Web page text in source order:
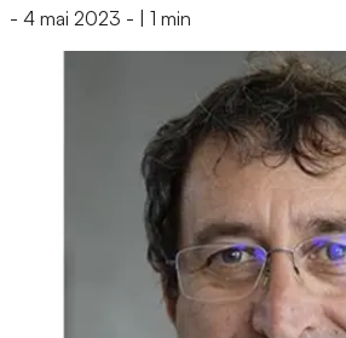
- 4 mai 2023 - 1 min